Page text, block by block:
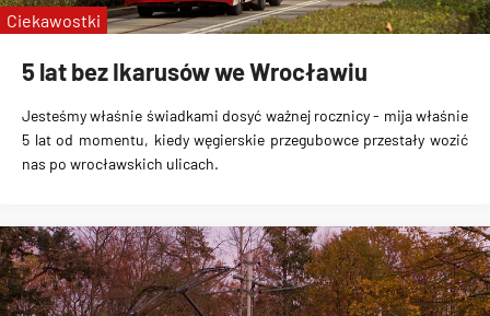
5 lat bez Ikarusów we Wrocławiu
Jesteśmy właśnie świadkami dosyć ważnej rocznicy - mija właśnie
5 lat od momentu, kiedy węgierskie przegubowce przestały wozić
nas po wrocławskich ulicach.
Ciekawostki